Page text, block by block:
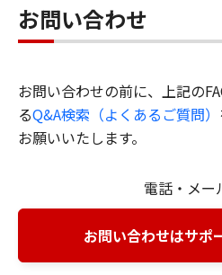
お問い合わせ
お問い合わせの前に、上記の
るQ&A検索（よくあるご質問）
お願いいたします。
電話・メー
お問い合わせはサポ